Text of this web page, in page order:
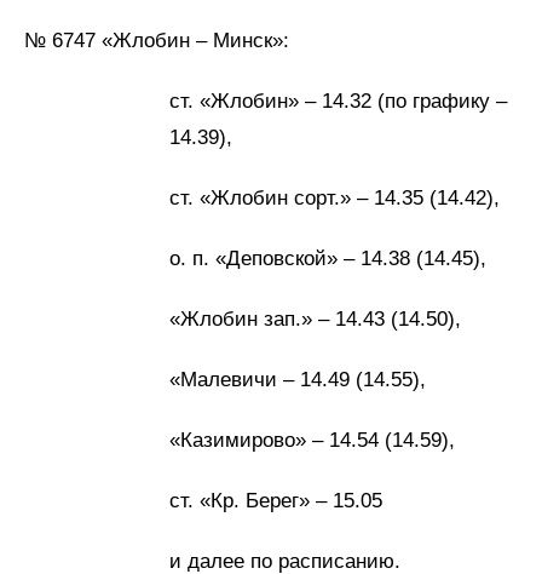
№ 6747 «Жлобин – Минск»:
ст. «Жлобин» – 14.32 (по графику –
14.39),
ст. «Жлобин сорт.» – 14.35 (14.42),
о. п. «Деповской» – 14.38 (14.45),
«Жлобин зап.» – 14.43 (14.50),
«Малевичи – 14.49 (14.55),
«Казимирово» – 14.54 (14.59),
ст. «Кр. Берег» – 15.05
и далее по расписанию.